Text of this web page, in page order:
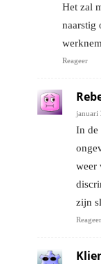
Het zal
naarstig
Reageer
januari
In de
weer
zijn
Reageer